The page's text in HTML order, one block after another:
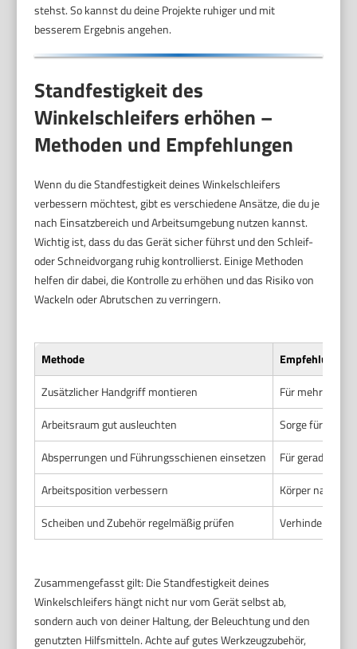
stehst. So kannst du deine Projekte ruhiger und mit
besserem Ergebnis angehen.
Standfestigkeit des
Winkelschleifers erhöhen –
Methoden und Empfehlungen
Wenn du die Standfestigkeit deines Winkelschleifers
verbessern möchtest, gibt es verschiedene Ansätze, die du je
nach Einsatzbereich und Arbeitsumgebung nutzen kannst.
Wichtig ist, dass du das Gerät sicher führst und den Schleif-
oder Schneidvorgang ruhig kontrollierst. Einige Methoden
helfen dir dabei, die Kontrolle zu erhöhen und das Risiko von
Wackeln oder Abrutschen zu verringern.
Methode
Empfehlung
Zusätzlicher Handgriff montieren
Für mehr
Arbeitsraum gut ausleuchten
Sorge für
Absperrungen und Führungsschienen einsetzen
Für gerade
Arbeitsposition verbessern
Körper nah am
Scheiben und Zubehör regelmäßig prüfen
Verhindert
Zusammengefasst gilt: Die Standfestigkeit deines
Winkelschleifers hängt nicht nur vom Gerät selbst ab,
sondern auch von deiner Haltung, der Beleuchtung und den
genutzten Hilfsmitteln. Achte auf gutes Werkzeugzubehör,